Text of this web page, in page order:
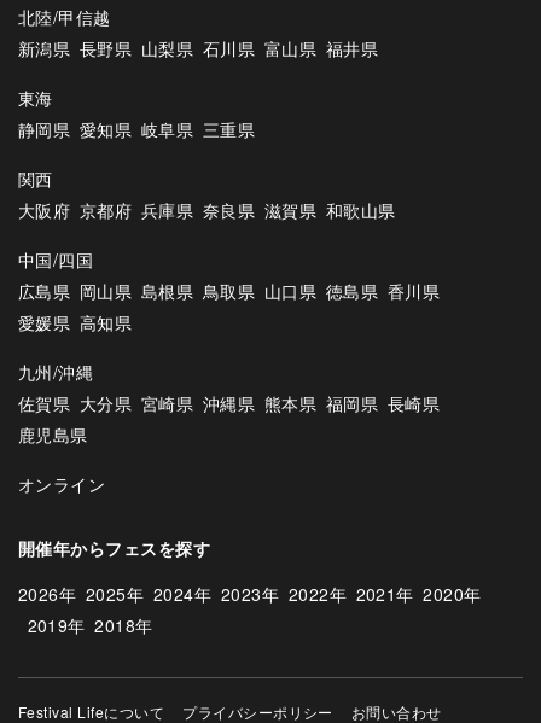
北陸/甲信越
新潟県 長野県 山梨県 石川県 富山県 福井県
東海
静岡県 愛知県 岐阜県 三重県
関西
大阪府 京都府 兵庫県 奈良県 滋賀県 和歌山県
中国/四国
広島県 岡山県 島根県 鳥取県 山口県 徳島県 香川県
愛媛県 高知県
九州/沖縄
佐賀県 大分県 宮崎県 沖縄県 熊本県 福岡県 長崎県
鹿児島県
オンライン
開催年からフェスを探す
2026年 2025年 2024年 2023年 2022年 2021年 2020年
2019年 2018年
Festival Lifeについて プライバシーポリシー お問い合わせ